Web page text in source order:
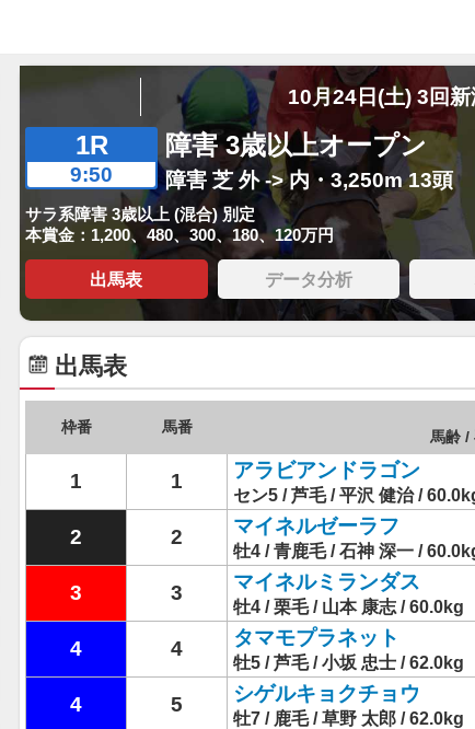
10月24日(土) 3回
1R
9:50
障害 3歳以上オープン
障害 芝 外 -> 内・3,250m 13頭
サラ系障害 3歳以上 (混合) 別定
本賞金：1,200、480、300、180、120万円
出馬表 データ分析
出馬表
枠番 馬番
馬齢 /
1 1 アラビアンドラゴン
セン5 / 芦毛 / 平沢 健治 /
2 2 マイネルゼーラフ
牡4 / 青鹿毛 / 石神 深一 /
3 3 マイネルミランダス
牡4 / 栗毛 / 山本 康志 / 60.0kg
4 4 タマモプラネット
牡5 / 芦毛 / 小坂 忠士 / 62.0kg
4 5 シゲルキョクチョウ
牡7 / 鹿毛 / 草野 太郎 / 62.0kg